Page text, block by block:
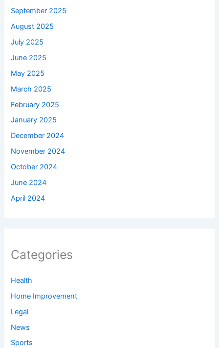
September 2025
August 2025
July 2025
June 2025
May 2025
March 2025
February 2025
January 2025
December 2024
November 2024
October 2024
June 2024
April 2024
Categories
Health
Home Improvement
Legal
News
Sports